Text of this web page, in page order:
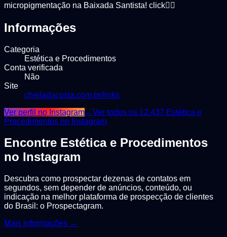
micropigmentação na Baixada Santista! click👇🏻
Informações
Categoria
Estética e Procedimentos
Conta verificada
Não
Site
cheiladacosta.com.br/links
Ver perfil no Instagram←Ver todos os 12.437 Estética e
Procedimentos no Instagram
Encontre Estética e Procedimentos
no Instagram
Descubra como prospectar dezenas de contatos em
segundos, sem depender de anúncios, conteúdo, ou
indicação na melhor plataforma de prospecção de clientes
do Brasil: o Prospectagram.
Mais informações →